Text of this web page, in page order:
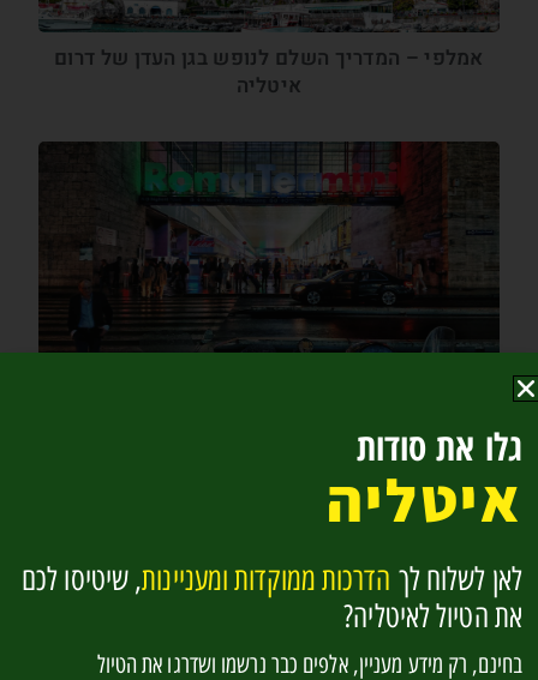
אמלפי – המדריך השלם לנופש בגן העדן של דרום
איטליה
גלו את סודות
איטליה
לאן לשלוח לך הדרכות ממוקדות ומעניינות, שיטיסו לכם
את הטיול לאיטליה?
בחינם, רק מידע מעניין, אלפים כבר נרשמו ושדרגו את הטיול